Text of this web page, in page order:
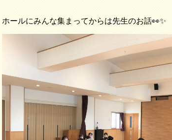
ホールにみんな集まってからは先生のお話👀✨